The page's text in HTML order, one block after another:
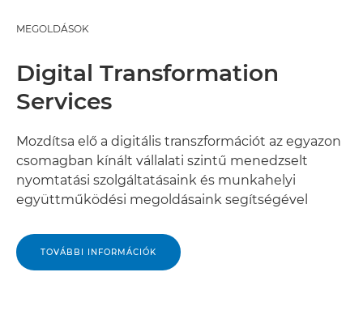
MEGOLDÁSOK
Digital Transformation
Services
Mozdítsa elő a digitális transzformációt az egyazon
csomagban kínált vállalati szintű menedzselt
nyomtatási szolgáltatásaink és munkahelyi
együttműködési megoldásaink segítségével
TOVÁBBI INFORMÁCIÓK